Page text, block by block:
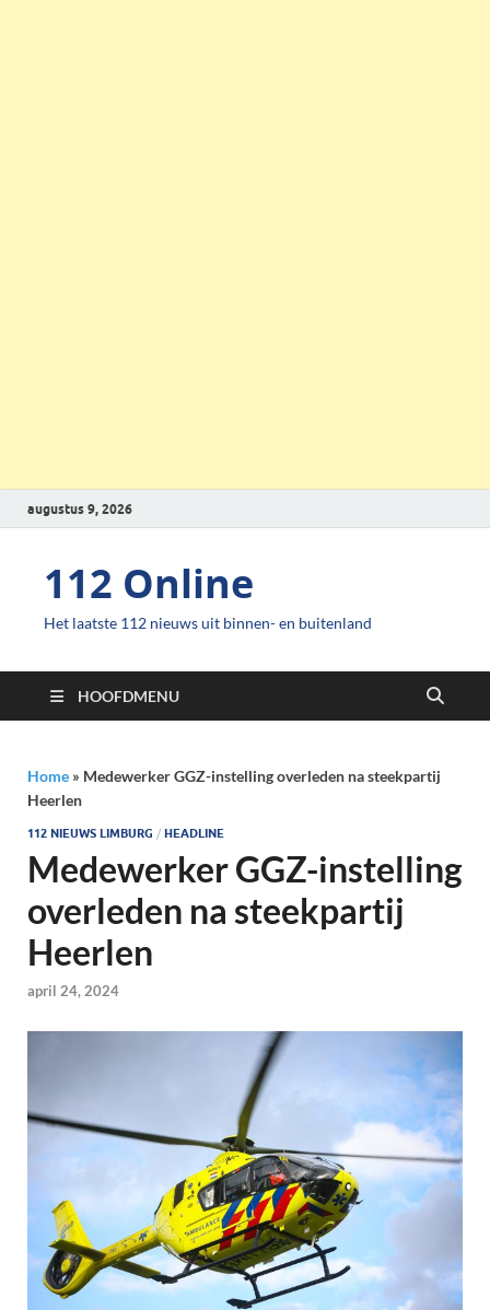
augustus 9, 2026
112 Online
Het laatste 112 nieuws uit binnen- en buitenland
HOOFDMENU
Home » Medewerker GGZ-instelling overleden na steekpartij
Heerlen
112 NIEUWS LIMBURG / HEADLINE
Medewerker GGZ-instelling
overleden na steekpartij
Heerlen
april 24, 2024